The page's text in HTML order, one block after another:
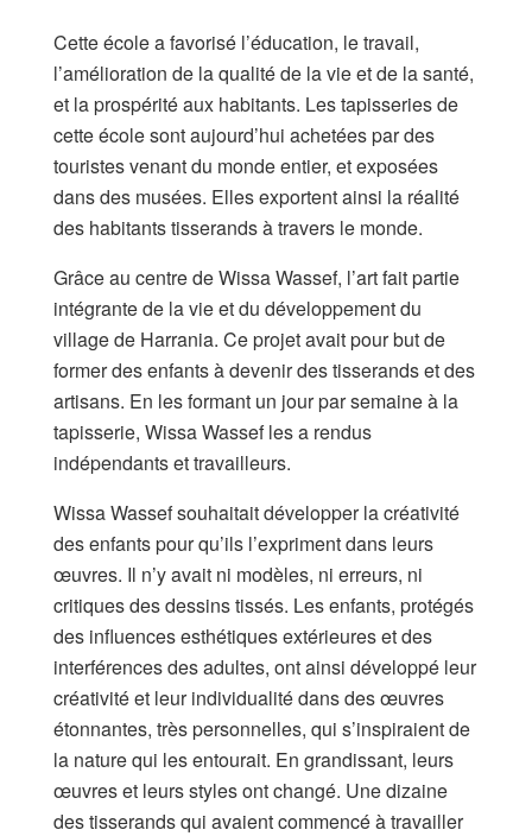
Cette école a favorisé l’éducation, le travail,
l’amélioration de la qualité de la vie et de la santé,
et la prospérité aux habitants. Les tapisseries de
cette école sont aujourd’hui achetées par des
touristes venant du monde entier, et exposées
dans des musées. Elles exportent ainsi la réalité
des habitants tisserands à travers le monde.
Grâce au centre de Wissa Wassef, l’art fait partie
intégrante de la vie et du développement du
village de Harrania. Ce projet avait pour but de
former des enfants à devenir des tisserands et des
artisans. En les formant un jour par semaine à la
tapisserie, Wissa Wassef les a rendus
indépendants et travailleurs.
Wissa Wassef souhaitait développer la créativité
des enfants pour qu’ils l’expriment dans leurs
œuvres. Il n’y avait ni modèles, ni erreurs, ni
critiques des dessins tissés. Les enfants, protégés
des influences esthétiques extérieures et des
interférences des adultes, ont ainsi développé leur
créativité et leur individualité dans des œuvres
étonnantes, très personnelles, qui s’inspiraient de
la nature qui les entourait. En grandissant, leurs
œuvres et leurs styles ont changé. Une dizaine
des tisserands qui avaient commencé à travailler